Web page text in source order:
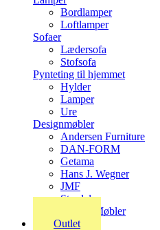
Bordlamper
Loftlamper
Sofaer
Lædersofa
Stofsofa
Pynteting til hjemmet
Hylder
Lamper
Ure
Designmøbler
Andersen Furniture
DAN-FORM
Getama
Hans J. Wegner
JMF
Stordal
Stouby Møbler
Outlet